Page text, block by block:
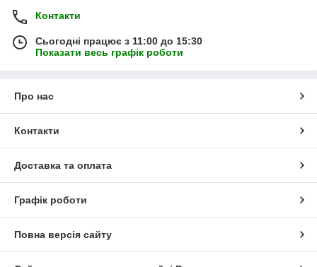
Контакти
Сьогодні працює з 11:00 до 15:30
Показати весь графік роботи
Про нас
Контакти
Доставка та оплата
Графік роботи
Повна версія сайту